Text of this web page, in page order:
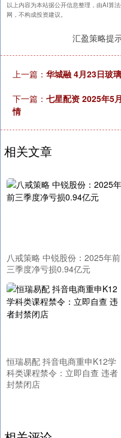
以上内容为本站据公开信息整理，由AI算
网，不构成投资建议。
汇盈策略提
上一篇： 华城融 4月23日玻
下一篇： 七星配资 2025年5
情
相关文章
八戒策略 中锐股份：2025年前
三季度净亏损0.94亿元
恒瑞易配 抖音电商重申K12学
科类课程禁令：立即自查 违者
封禁闭店